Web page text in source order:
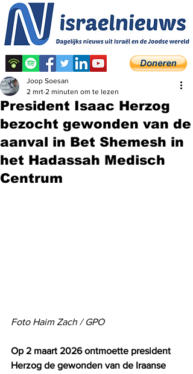
President Isaac Herzog
bezocht gewonden van de
aanval in Bet Shemesh in
het Hadassah Medisch
Centrum
Joop Soesan
2 mrt 2 minuten om te lezen
Foto Haim Zach / GPO
Op 2 maart 2026 ontmoette president
Herzog de gewonden van de Iraanse